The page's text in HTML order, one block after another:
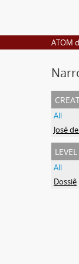
ATOM
All
José
All
Dossiê